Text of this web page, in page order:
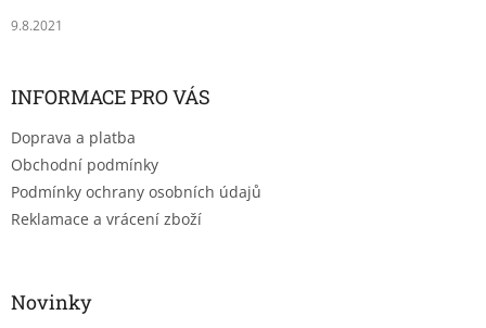
9.8.2021
INFORMACE PRO VÁS
Doprava a platba
Obchodní podmínky
Podmínky ochrany osobních údajů
Reklamace a vrácení zboží
Novinky